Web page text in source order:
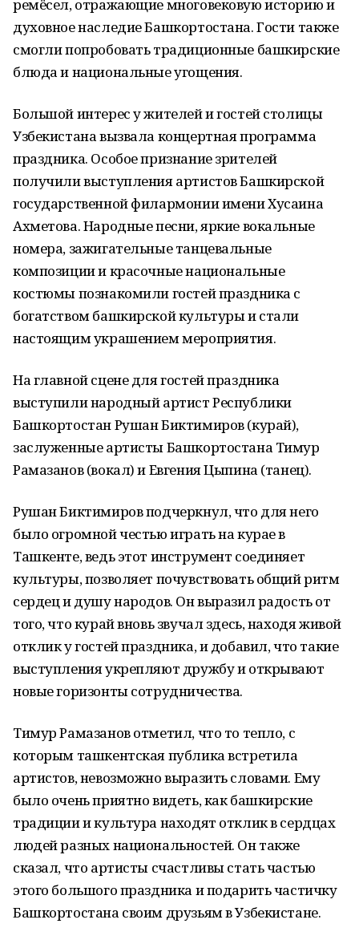
ремёсел, отражающие многовековую историю и
духовное наследие Башкортостана. Гости также
смогли попробовать традиционные башкирские
блюда и национальные угощения.
Большой интерес у жителей и гостей столицы
Узбекистана вызвала концертная программа
праздника. Особое признание зрителей
получили выступления артистов Башкирской
государственной филармонии имени Хусаина
Ахметова. Народные песни, яркие вокальные
номера, зажигательные танцевальные
композиции и красочные национальные
костюмы познакомили гостей праздника с
богатством башкирской культуры и стали
настоящим украшением мероприятия.
На главной сцене для гостей праздника
выступили народный артист Республики
Башкортостан Рушан Биктимиров (курай),
заслуженные артисты Башкортостана Тимур
Рамазанов (вокал) и Евгения Цыпина (танец).
Рушан Биктимиров подчеркнул, что для него
было огромной честью играть на курае в
Ташкенте, ведь этот инструмент соединяет
культуры, позволяет почувствовать общий ритм
сердец и душу народов. Он выразил радость от
того, что курай вновь звучал здесь, находя живой
отклик у гостей праздника, и добавил, что такие
выступления укрепляют дружбу и открывают
новые горизонты сотрудничества.
Тимур Рамазанов отметил, что то тепло, с
которым ташкентская публика встретила
артистов, невозможно выразить словами. Ему
было очень приятно видеть, как башкирские
традиции и культура находят отклик в сердцах
людей разных национальностей. Он также
сказал, что артисты счастливы стать частью
этого большого праздника и подарить частичку
Башкортостана своим друзьям в Узбекистане.